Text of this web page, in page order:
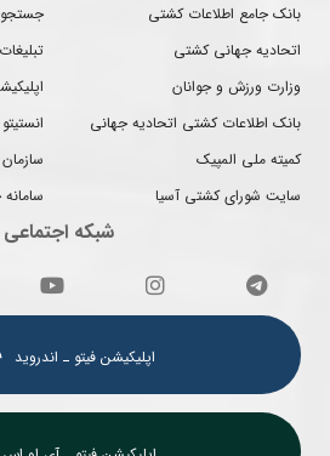
بانک جامع اطلاعات کشتی
اتحادیه جهانی کشتی
وزارت ورزش و جوانان
بانک اطلاعات کشتی اتحادیه جهانی
کمیته ملی المپیک
سایت شورای کشتی آسیا
شبکه اجتماعی
اپلیکیشن فیتو ـ اندروید